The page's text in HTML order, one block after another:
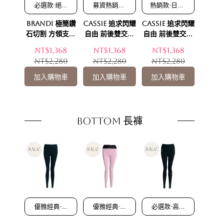
必選款-絕佳
完美胸型 鑽
石露背搭配
下支撐加寬
美背的體驗
Brandi 極簡鑽
石切割 方領支撐
霧倫敦(藍黑款)
NT$1,368
NT$2,280
加入購物車
募資熱銷款-
日常/運動百
搭 前後雙交
叉顯露性感
型放心伸展
Cassie 追求閃耀
自由 前後雙交叉
不夜紐約(黑灰款)
NT$1,368
NT$2,280
加入購物車
熱銷款-日常/
運動百搭 前
後雙交叉顯
露性感鎖骨
心伸展
Cassie 追求閃耀
自由 前後雙交叉
迷霧倫敦(藍黑款)
NT$1,368
NT$2,280
加入購物車
BOTTOM 長褲
優雅經典-收
腹提臀 美國
優雅經典-收
腹提臀 美國
必選款-高彈
舒適 美國